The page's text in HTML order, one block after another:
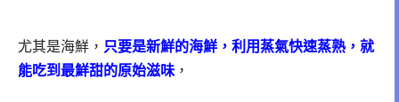
尤其是海鮮， 只要是新鮮的海鮮，利用蒸氣快速蒸熟，就
能吃到最鮮甜的原始滋味 ，